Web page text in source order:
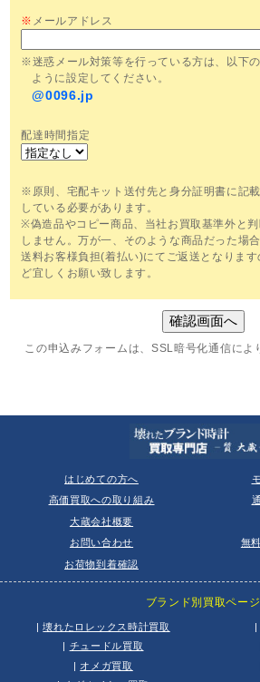
※ メールアドレス
※迷惑メール対策等を行っている方は、以下の
ように設定してください。
@0096.jp
配達時間指定
※原則、宅配キット送付先と身分証明書に記
している必要があります。
※偽造品やコピー商品、当社お買取基準外と
しません。万が一、そのような商品だった場
送料お客様負担(着払い)にてご返送となりま
ど宜しくお願い致します。
この申込みフォームは、SSL暗号化通信によ
はじめての方へ
高価買取への取り組み
大蔵会社概要
お問い合わせ
無
お荷物到着確認
ブランド別買取ページ
|壊れたロレックス時計買取
チュードル買取
| オメガ買取
|